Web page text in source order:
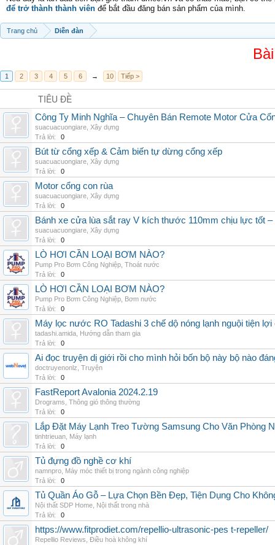
để trở thành thành viên để bắt đầu đăng bán sản phẩm của mình.
Trang chủ Diễn đàn
1 2 3 4 5 6 → 10 Tiếp >
TIÊU ĐỀ
Công Ty Minh Nghĩa – Chuyên Bán Remote Motor Cửa
suacuacuongiare Xây dựng
Trả lời:
0
Bút từ cổng xếp & Cảm biến tự dừng cổng xếp
suacuacuongiare Xây dựng
Trả lời:
0
Motor cổng con rùa
suacuacuongiare Xây dựng
Trả lời:
0
Bánh xe cửa lùa sắt ray V kích thước 110mm chịu lực tốt
suacuacuongiare Xây dựng
Trả lời:
0
LÒ HƠI CẦN LOẠI BƠM NÀO?
Pump Pro Bơm Công Nghiệp Thoát nước
Trả lời:
0
LÒ HƠI CẦN LOẠI BƠM NÀO?
Pump Pro Bơm Công Nghiệp Bơm nước
Trả lời:
0
Máy lọc nước RO Tadashi 3 chế dộ nóng lạnh nguội tiện lợi
tadashi.amida Hướng dẫn tham gia
Trả lời:
0
Ai đọc truyện dị giới rồi cho mình hỏi bốn bộ này bộ nào
doctruyenonlz Truyện
Trả lời:
0
FastReport Avalonia 2024.2.19
Drograms Thông gió thông thường
Trả lời:
0
Lắp Đặt Máy Lạnh Treo Tường Samsung Cho Văn Phòng
tinhtrieuan Máy lạnh
Trả lời:
0
Tủ đựng đồ nghề cơ khí
namnpro Máy móc thiết bị trong ngành công nghiệp
Trả lời:
0
Tủ Quần Áo Gỗ – Lựa Chọn Bền Đẹp, Tiện Dụng Cho
Nội thất SDP Home Nội thất trong nhà
Trả lời:
0
https://www.fitprodiet.com/repellio-ultrasonic-pes t-repeller/
Repellio Reviews Điều hoà không khí